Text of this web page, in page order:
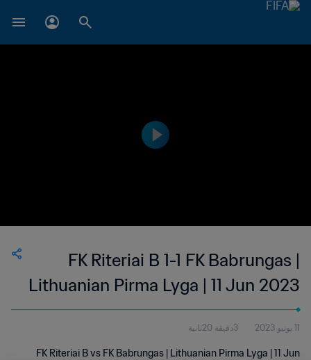
FK Riteriai B 1-1 FK Babrungas |
Lithuanian Pirma Lyga | 11 Jun 2023
11 يونيو 2023 3دقيقة 20ثانية
FK Riteriai B vs FK Babrungas | Lithuanian Pirma Lyga | 11 Jun